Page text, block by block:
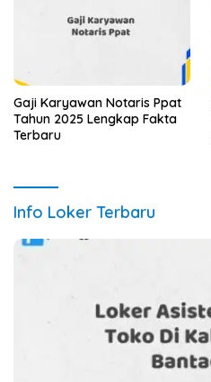
Gaji Karyawan Notaris Ppat
Tahun 2025 Lengkap Fakta
Terbaru
Info Loker Terbaru